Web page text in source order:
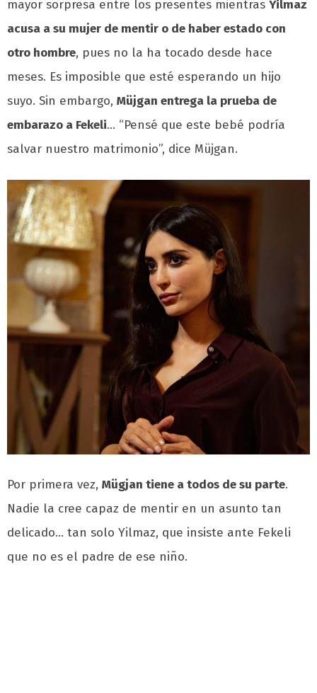
mayor sorpresa entre los presentes mientras Yilmaz
acusa a su mujer de mentir o de haber estado con
otro hombre, pues no la ha tocado desde hace
meses. Es imposible que esté esperando un hijo
suyo. Sin embargo, Müjgan entrega la prueba de
embarazo a Fekeli… “Pensé que este bebé podría
salvar nuestro matrimonio”, dice Müjgan.
Por primera vez, Mügjan tiene a todos de su parte.
Nadie la cree capaz de mentir en un asunto tan
delicado… tan solo Yilmaz, que insiste ante Fekeli
que no es el padre de ese niño.